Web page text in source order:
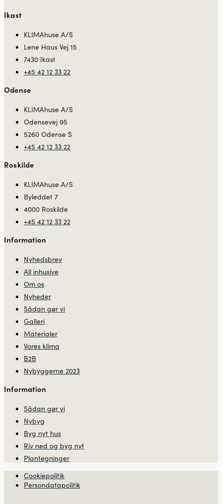
Ikast
KLIMAhuse A/S
Lene Haus Vej 15
7430 Ikast
+45 42 12 33 22
Odense
KLIMAhuse A/S
Odensevej 95
5260 Odense S
+45 42 12 33 22
Roskilde
KLIMAhuse A/S
Byleddet 7
4000 Roskilde
+45 42 12 33 22
Information
Nyhedsbrev
All inhusive
Om os
Nyheder
Sådan gør vi
Galleri
Materialer
Vores klima
B2B
Nybyggerne 2023
Information
Sådan gør vi
Nybyg
Byg nyt hus
Riv ned og byg nyt
Plantegninger
Cookiepolitik
Persondatapolitik